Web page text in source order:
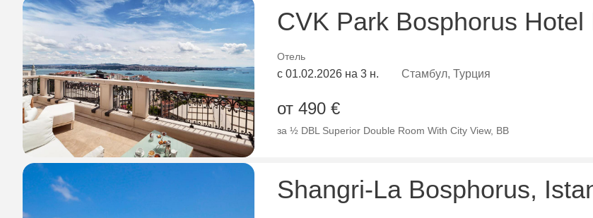
CVK Park Bosphorus Hotel
Отель
с 01.02.2026 на 3 н. Стамбул, Турция
от 490 €
за ½ DBL Superior Double Room With City View, ВВ
Shangri-La Bosphorus,